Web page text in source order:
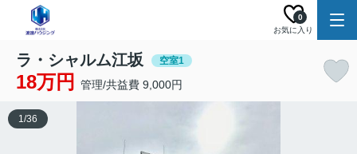
お気に入り
0
ラ・シャルム江坂 空室1
18万円 管理/共益費 9,000円
1/36